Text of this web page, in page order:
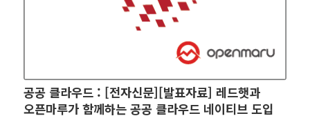
공공 클라우드 : [전자신문][발표자료] 레드햇과
오픈마루가 함께하는 공공 클라우드 네이티브 도입